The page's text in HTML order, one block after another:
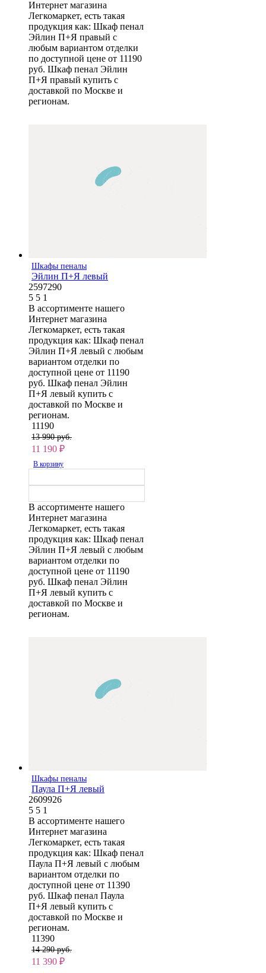
Интернет магазина
Легкомаркет, есть такая
продукция как: Шкаф пенал
Эйлин П+Я правый с
любым вариантом отделки
по доступной цене от 11190
руб. Шкаф пенал Эйлин
П+Я правый купить с
доставкой по Москве и
регионам.
Шкафы пеналы
Эйлин П+Я левый
2597290
5 5 1
В ассортименте нашего
Интернет магазина
Легкомаркет, есть такая
продукция как: Шкаф пенал
Эйлин П+Я левый с любым
вариантом отделки по
доступной цене от 11190
руб. Шкаф пенал Эйлин
П+Я левый купить с
доставкой по Москве и
регионам.
11190
13 990 руб.
11 190 ₽
В корзину
В ассортименте нашего
Интернет магазина
Легкомаркет, есть такая
продукция как: Шкаф пенал
Эйлин П+Я левый с любым
вариантом отделки по
доступной цене от 11190
руб. Шкаф пенал Эйлин
П+Я левый купить с
доставкой по Москве и
регионам.
Шкафы пеналы
Паула П+Я левый
2609926
5 5 1
В ассортименте нашего
Интернет магазина
Легкомаркет, есть такая
продукция как: Шкаф пенал
Паула П+Я левый с любым
вариантом отделки по
доступной цене от 11390
руб. Шкаф пенал Паула
П+Я левый купить с
доставкой по Москве и
регионам.
11390
14 290 руб.
11 390 ₽